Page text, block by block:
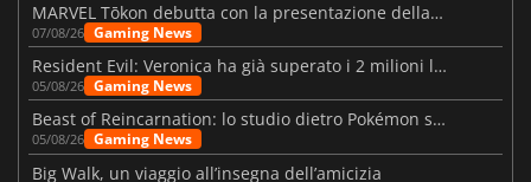
MARVEL Tōkon debutta con la presentazione della roadmap per il primo anno
07/08/26 Gaming News
Resident Evil: Veronica ha già superato i 2 milioni liste dei desideri
05/08/26 Gaming News
Beast of Reincarnation: lo studio dietro Pokémon su una nuova strada
05/08/26 Gaming News
Big Walk, un viaggio all’insegna dell’amicizia